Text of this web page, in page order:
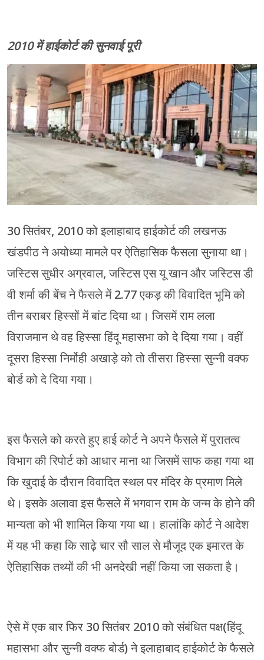
2010 में हाईकोर्ट की सुनवाई पूरी
30 सितंबर, 2010 को इलाहाबाद हाईकोर्ट की लखनऊ
खंडपीठ ने अयोध्या मामले पर ऐतिहासिक फैसला सुनाया था।
जस्टिस सुधीर अग्रवाल, जस्टिस एस यू खान और जस्टिस डी
वी शर्मा की बेंच ने फैसले में 2.77 एकड़ की विवादित भूमि को
तीन बराबर हिस्सों में बांट दिया था। जिसमें राम लला
विराजमान थे वह हिस्सा हिंदू महासभा को दे दिया गया। वहीं
दूसरा हिस्सा निर्मोही अखाड़े को तो तीसरा हिस्सा सुन्नी वक्फ
बोर्ड को दे दिया गया।
इस फैसले को करते हुए हाई कोर्ट ने अपने फैसले में पुरातत्व
विभाग की रिपोर्ट को आधार माना था जिसमें साफ कहा गया था
कि खुदाई के दौरान विवादित स्थल पर मंदिर के प्रमाण मिले
थे। इसके अलावा इस फैसले में भगवान राम के जन्म के होने की
मान्यता को भी शामिल किया गया था। हालांकि कोर्ट ने आदेश
में यह भी कहा कि साढ़े चार सौ साल से मौजूद एक इमारत के
ऐतिहासिक तथ्यों की भी अनदेखी नहीं किया जा सकता है।
ऐसे में एक बार फिर 30 सितंबर 2010 को संबंधित पक्ष(हिंदू
महासभा और सुन्नी वक्फ बोर्ड) ने इलाहाबाद हाईकोर्ट के फैसले